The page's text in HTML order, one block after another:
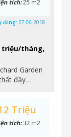
tháng,
Garden
đầy…
tích:25 m2
đăng: 27-06-2018
Triệu
tích:32 m2